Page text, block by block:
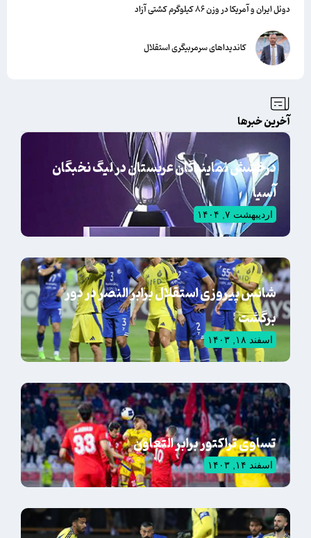
دوئل ایران و آمریکا در وزن ۸۶ کیلوگرم کشتی آزاد
کاندیداهای سرمربیگری استقلال
آخرین خبرها
درخشش نمایندگان عربستان در لیگ نخبگان
آسیا
اردیبهشت ۷, ۱۴۰۴
شانس پیروزی استقلال برابر النصر در دور
برگشت
اسفند ۱۸, ۱۴۰۳
تساوی تراکتور برابر التعاون
اسفند ۱۴, ۱۴۰۳